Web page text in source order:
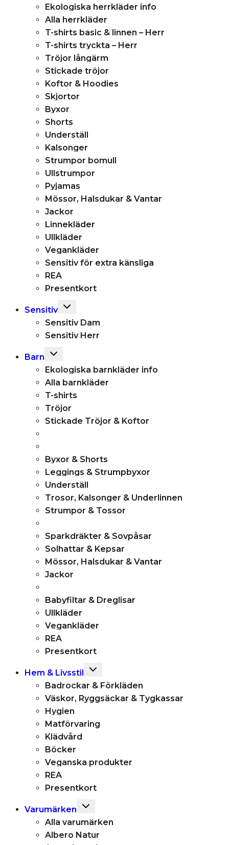
menu
Ekologiska herrkläder info
Alla herrkläder
T-shirts basic & linnen – Herr
T-shirts tryckta – Herr
Tröjor långärm
Stickade tröjor
Koftor & Hoodies
Skjortor
Byxor
Shorts
Underställ
Kalsonger
Strumpor bomull
Ullstrumpor
Pyjamas
Mössor, Halsdukar & Vantar
Jackor
Linnekläder
Ullkläder
Vegankläder
Sensitiv för extra känsliga
REA
Presentkort
Sensitiv Toggle
child
menu
Sensitiv Dam
Sensitiv Herr
Barn
Toggle
menu
Ekologiska barnkläder info
Alla barnkläder
T-shirts
Tröjor
Stickade Tröjor & Koftor
Byxor & Shorts
Leggings & Strumpbyxor
Underställ
Trosor, Kalsonger & Underlinnen
Strumpor & Tossor
Sparkdräkter & Sovpåsar
Solhattar & Kepsar
Mössor, Halsdukar & Vantar
Jackor
Babyfiltar & Dreglisar
Ullkläder
Vegankläder
REA
Presentkort
Hem & Livsstil
Toggle
menu
Badrockar & Förkläden
Väskor, Ryggsäckar & Tygkassar
Hygien
Matförvaring
Klädvård
Böcker
Veganska produkter
REA
Presentkort
Varumärken
Toggle
menu
Alla varumärken
Albero Natur